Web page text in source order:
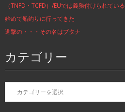
（TNFD・TCFD）/EUでは義務付けられている
始めて船釣りに行ってきた
進撃の・・・その名はブタナ
カテゴリー
カ
ゴ